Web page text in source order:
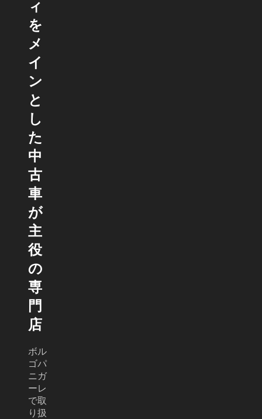
ィ
を
メ
イ
ン
と
し
た
中
古
車
が
主
役
の
専
門
店
ボル
ゴパ
ニガ
ーレ
で取
り扱